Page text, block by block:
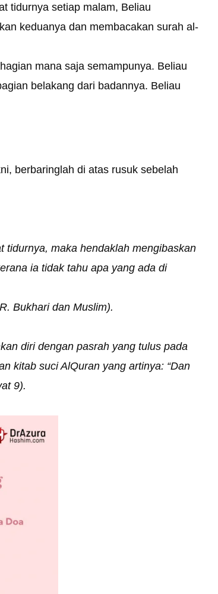
tidurnya setiap malam, Beliau
keduanya dan membacakan surah al-
mana saja semampunya. Beliau
belakang dari badannya. Beliau
berbaringlah di atas rusuk sebelah
tidurnya, maka hendaklah mengibaskan
ia tidak tahu apa yang ada di
Bukhari dan Muslim).
diri dengan pasrah yang tulus pada
kitab suci AlQuran yang artinya: “Dan
9).